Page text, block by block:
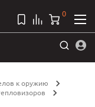
0
к оружию